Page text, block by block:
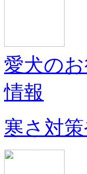
愛犬の
情報
寒さ対